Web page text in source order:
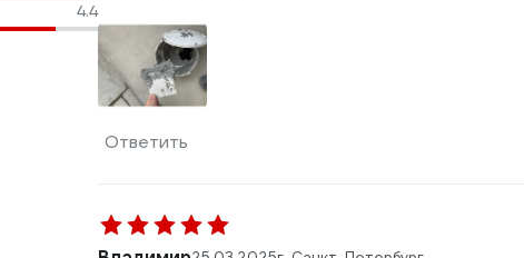
4.4
Ответить